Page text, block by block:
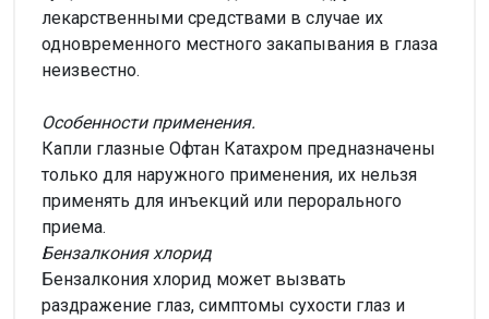
лекарственными средствами в случае их
одновременного местного закапывания в глаза
неизвестно.
Особенности применения.
Капли глазные Офтан Катахром предназначены
только для наружного применения, их нельзя
применять для инъекций или перорального
приема.
Бензалкония хлорид
Бензалкония хлорид может вызвать
раздражение глаз, симптомы сухости глаз и